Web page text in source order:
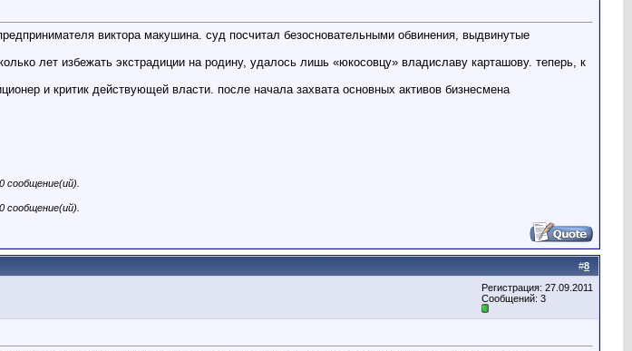
виктора макушина. суд посчитал безосновательными обвинения, выдвинутые
лет избежать экстрадиции на родину, удалось лишь «юкосовцу» владиславу карташову. теперь, к
и критик действующей власти. после начала захвата основных активов бизнесмена
сообщение(ий).
сообщение(ий).
#8
Регистрация: 27.09.2011
Сообщений: 3